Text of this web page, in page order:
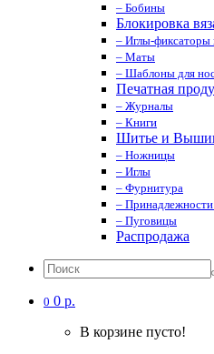
– Бобины
Блокировка
– Иглы-фиксаторы
– Маты
– Шаблоны для
Печатная
– Журналы
– Книги
Шитье и
– Ножницы
– Иглы
– Фурнитура
–
– Пуговицы
Распродажа
0 0 р.
В корзине пусто!